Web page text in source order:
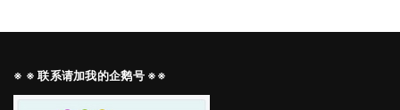
※ ※ 联系请加我的企鹅号 ※※